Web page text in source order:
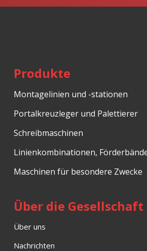
konnte
Produkte
Montagelinien und -stationen
Portalkreuzleger und Palettierer
Schreibmaschinen
Linienkombinationen,
Maschinen für besondere Zwecke
Über die Gesellschaft
Über uns
Nachrichten